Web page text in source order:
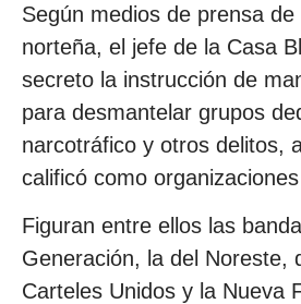
Según medios de prensa de
norteña, el jefe de la Casa
secreto la instrucción de
para desmantelar grupos
narcotráfico y otros delitos,
calificó como
Figuran entre ellos las
Generación, la del Noreste,
Carteles Unidos y la Nueva